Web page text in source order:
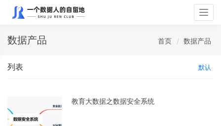
数据产品 首页 数据产品
列表 默认
教育大数据之数据安全系统